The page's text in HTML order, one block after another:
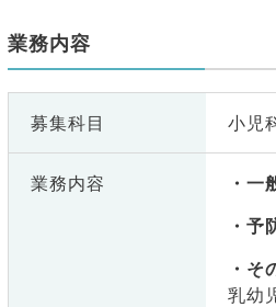
業務内容
募集科目 小児
業務内容
一
予
そ
乳幼